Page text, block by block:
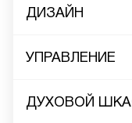
ДИЗАЙН
УПРАВЛЕНИЕ
ДУХОВОЙ